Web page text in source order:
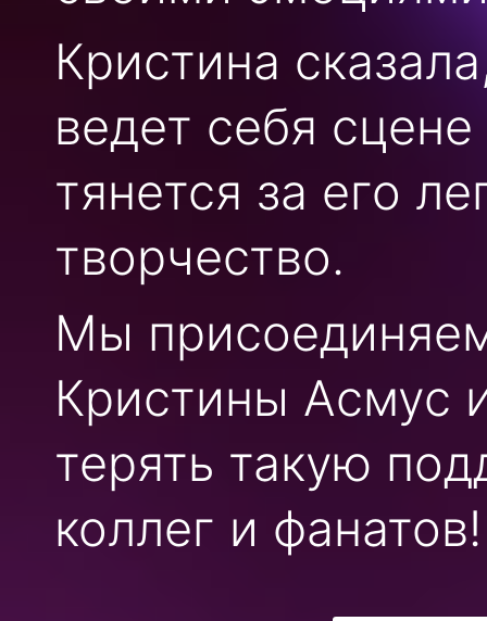
Кристина
ведет себя
тянется за его
творчество.
Мы
Кристины Асмус
терять такую
коллег и фанатов!